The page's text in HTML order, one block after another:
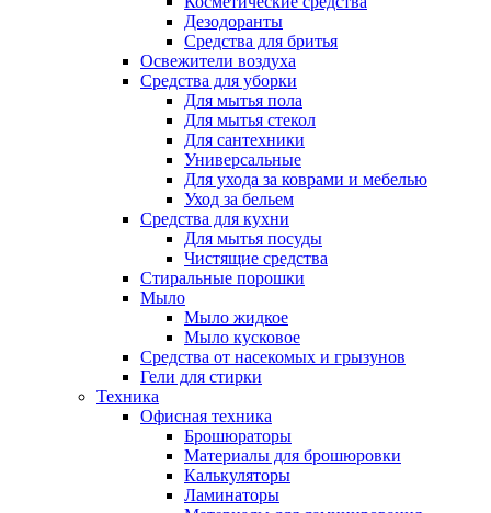
Дезодоранты
Средства для бритья
Освежители воздуха
Средства для уборки
Для мытья пола
Для мытья стекол
Для сантехники
Универсальные
Для ухода за коврами и мебелью
Уход за бельем
Средства для кухни
Для мытья посуды
Чистящие средства
Стиральные порошки
Мыло
Мыло жидкое
Мыло кусковое
Средства от насекомых и грызунов
Гели для стирки
Техника
Офисная техника
Брошюраторы
Материалы для брошюровки
Калькуляторы
Ламинаторы